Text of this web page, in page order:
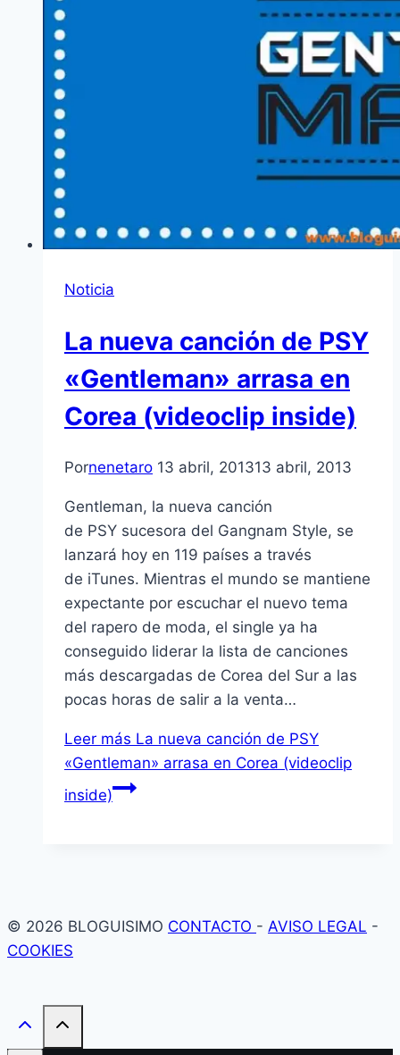
Noticia
La nueva canción de PSY
«Gentleman» arrasa en
Corea (videoclip inside)
Pornenetaro 13 abril, 201313 abril, 2013
Gentleman, la nueva canción
de PSY sucesora del Gangnam Style, se
lanzará hoy en 119 paí­ses a través
de iTunes. Mientras el mundo se mantiene
expectante por escuchar el nuevo tema
del rapero de moda, el single ya ha
conseguido liderar la lista de canciones
más descargadas de Corea del Sur a las
pocas horas de salir a la venta…
Leer más La nueva canción de PSY
«Gentleman» arrasa en Corea (videoclip
inside)
© 2026 BLOGUISIMO CONTACTO - AVISO LEGAL -
COOKIES